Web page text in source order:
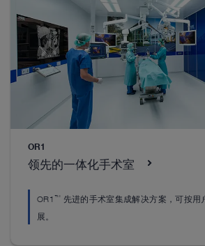
用，可用于良性肿瘤手术、泌尿
肿瘤干预治疗等多个领域。全新
等影像技术，已成为现代妇科腹
除常规的腹腔镜产品外，卡尔史
术研发出丰富多样的
用于各种胎儿镜手术，如治疗双
天性膈疝等。
基础产品配置
检查方案。借助该阴道镜，医生
示宫颈癌前病变组织，让患者了
的治疗方案。此外，VITOM 不仅
术（LEEP）中用于放大影像，还
术中显示图像。
管。该技术用于检查女性生殖系
水腹腔镜检查、宫腔镜检查和输
用。
基础产品配置
术技能进行干式实验室培训，可
健康状况。除支持全球范围内
外，卡尔史托斯还可提供各种
基础产品配置
OR1
领先的一体化手术室
OR1 ™ 先进的手术室集成解决方案，可按用
展。